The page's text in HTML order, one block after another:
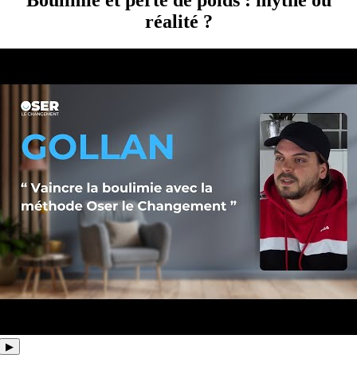
réalité ?
▶